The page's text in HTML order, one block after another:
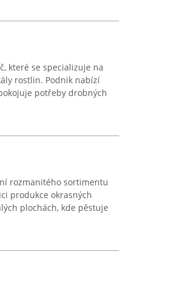
které se specializuje na
rostlin. Podnik nabízí
potřeby drobných
rozmanitého sortimentu
produkce okrasných
plochách, kde pěstuje